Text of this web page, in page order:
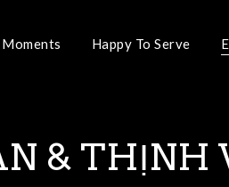
Happy To Serve
& THỊNH